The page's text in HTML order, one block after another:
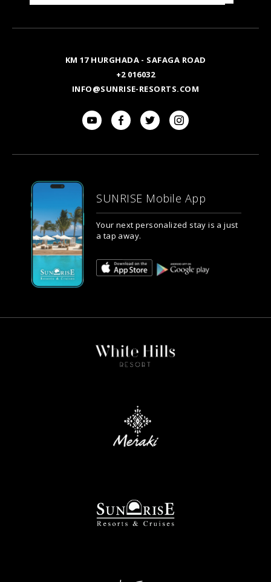
Your
KM 17 HURGHADA - SAFAGA ROAD
+2 016032
INFO@SUNRISE-RESORTS.COM
SUNRISE Mobile App
Your next personalized stay is a just
a tap away.